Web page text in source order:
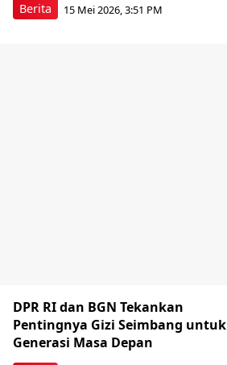
Berita 15 Mei 2026, 3:51 PM
DPR RI dan BGN Tekankan
Pentingnya Gizi Seimbang untuk
Generasi Masa Depan